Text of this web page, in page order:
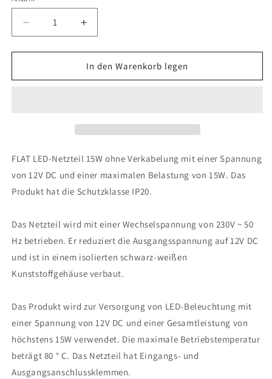
Verringere
die
Menge
LED-
Erhöhe
die
Menge
für
LED-
In den Warenkorb legen
FLAT LED-Netzteil 15W ohne Verkabelung mit einer Spannung
von 12V DC und einer maximalen Belastung von 15W. Das
Produkt hat die Schutzklasse IP20.
Das Netzteil wird mit einer Wechselspannung von 230V ~ 50
Hz betrieben. Er reduziert die Ausgangsspannung auf 12V DC
und ist in einem isolierten schwarz-weißen
Kunststoffgehäuse verbaut.
Das Produkt wird zur Versorgung von LED-Beleuchtung mit
einer Spannung von 12V DC und einer Gesamtleistung von
höchstens 15W verwendet. Die maximale Betriebstemperatur
beträgt 80 ° C. Das Netzteil hat Eingangs- und
Ausgangsanschlussklemmen.